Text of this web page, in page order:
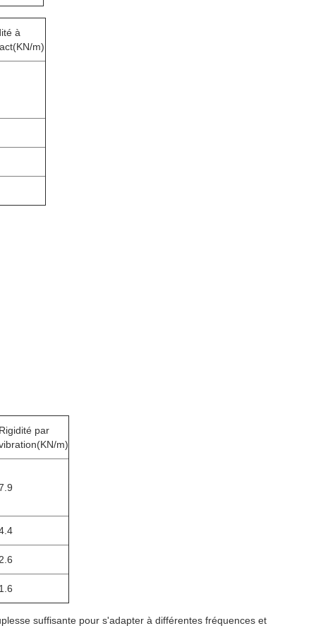
à
(KN/m)
Rigidité par
(KN/m)
2.6
1.6
suffisante pour s'adapter à différentes fréquences et